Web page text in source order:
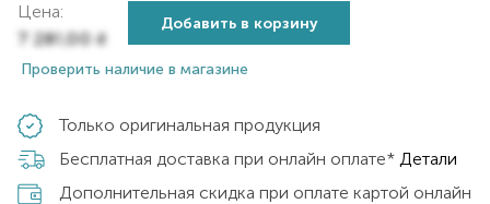
Цена:
7 281,00 ₴
Добавить в корзину
Проверить наличие в магазине
Только оригинальная продукция
Бесплатная доставка при онлайн оплате* Детали
Дополнительная скидка при оплате картой онлайн